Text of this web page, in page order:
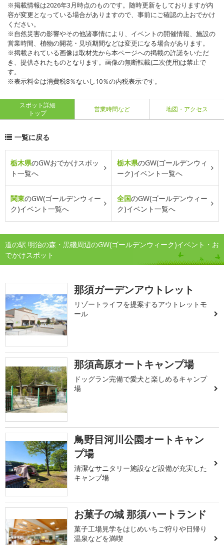
※掲載情報は2026年3月時点のものです。随時更新をしておりますが内
容が変更となっている場合がありますので、事前にご確認の上おでかけ
ください。
※自然災害の影響やその他諸事情により、イベントの開催情報、施設の
営業時間、植物の開花・見頃期間などは変更になる場合があります。
※掲載されている画像は取材先から本ページへの掲載の許諾をいただ
き、提供されたものとなります。画像の無断転載(二次使用)は禁止で
す。
※表示料金は消費税8％ないし10％の内税表示です。
スポット詳細
トップ
営業時間など 地図・アクセス
一覧に戻る
栃木県のGWおでかけスポッ
ト一覧へ
栃木県のGW(ゴールデンウィ
ーク)イベント一覧へ
関東のGW(ゴールデンウィー
ク)イベント一覧へ
全国のGW(ゴールデンウィー
ク)イベント一覧へ
道の駅 明治の森・黒磯周辺のGW(ゴールデンウィーク)イベント・お
でかけスポット
那須ガーデンアウトレット
リゾートライフを提案するアウトレットモ
ール
那須高原オートキャンプ場
ドッグラン完備で愛犬と楽しめるキャンプ
場
鳥野目河川公園オートキャン
プ場
清潔なサニタリー施設など設備が充実した
キャンプ場
お菓子の城 那須ハートランド
菓子工場見学をはじめいちご狩りや日帰り
温泉などを満喫